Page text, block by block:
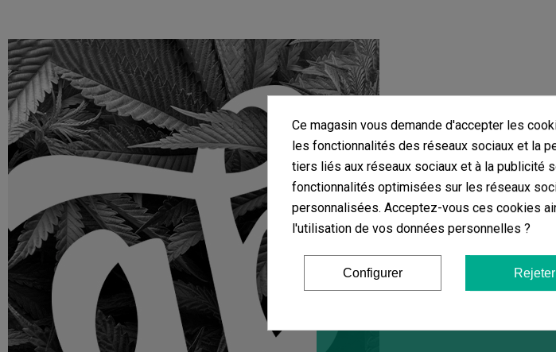
Ce magasin vous demande d'accepter les
les fonctionnalités des réseaux sociaux et la
tiers liés aux réseaux sociaux et à la publicité
fonctionnalités optimisées sur les réseaux
personnalisées. Acceptez-vous ces cookies
l'utilisation de vos données personnelles ?
Configurer Rejeter